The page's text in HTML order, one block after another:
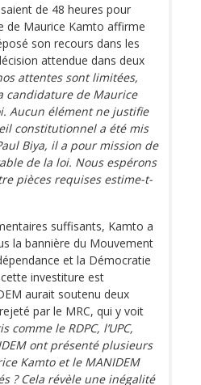
de 48 heures pour
de Maurice Kamto affirme
son recours dans les
attendue dans deux
attentes sont limitées,
candidature de Maurice
Aucun élément ne justifie
constitutionnel a été mis
Biya, il a pour mission de
de la loi. Nous espérons
pièces requises estime-t-
suffisants, Kamto a
la bannière du Mouvement
et la Démocratie
investiture est
aurait soutenu deux
par le MRC, qui y voit
comme le RDPC, l’UPC,
ont présenté plusieurs
Kamto et le MANIDEM
? Cela révèle une inégalité